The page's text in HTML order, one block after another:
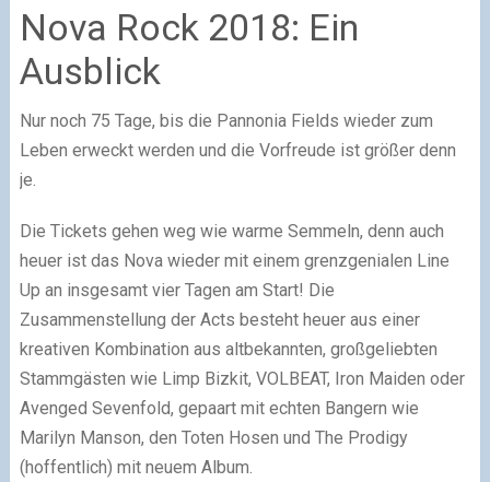
Nova Rock 2018: Ein
Ausblick
Nur noch 75 Tage, bis die Pannonia Fields wieder zum
Leben erweckt werden und die Vorfreude ist größer denn
je.
Die Tickets gehen weg wie warme Semmeln, denn auch
heuer ist das Nova wieder mit einem grenzgenialen Line
Up an insgesamt vier Tagen am Start! Die
Zusammenstellung der Acts besteht heuer aus einer
kreativen Kombination aus altbekannten, großgeliebten
Stammgästen wie Limp Bizkit, VOLBEAT, Iron Maiden oder
Avenged Sevenfold, gepaart mit echten Bangern wie
Marilyn Manson, den Toten Hosen und The Prodigy
(hoffentlich) mit neuem Album.